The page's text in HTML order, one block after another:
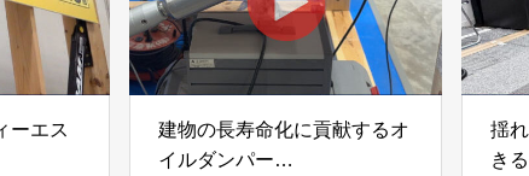
ーエス
建物の長寿命化に貢献するオ
イルダンパー
揺
きる